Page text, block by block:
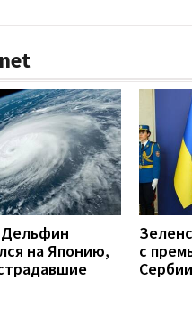
на Японию,
с
Сербии